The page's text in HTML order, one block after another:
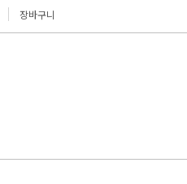
장바구니